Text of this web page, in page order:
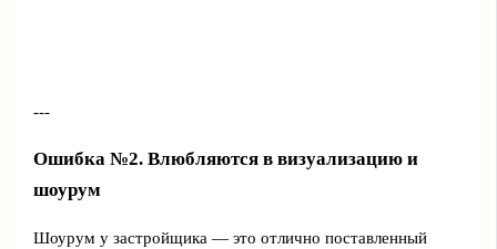
---
Ошибка №2. Влюбляются в визуализацию и
шоурум
Шоурум у застройщика — это отлично поставленный